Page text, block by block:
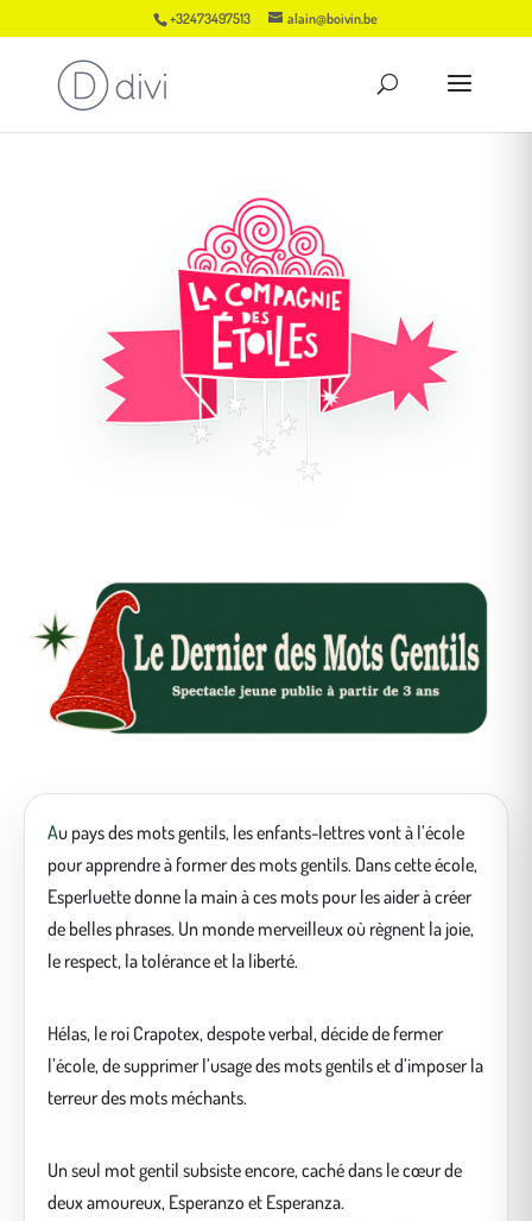
+32473497513 alain@boivin.be
Au pays des mots gentils, les enfants-lettres vont à l’école
pour apprendre à former des mots gentils. Dans cette école,
Esperluette donne la main à ces mots pour les aider à créer
de belles phrases. Un monde merveilleux où règnent la joie,
le respect, la tolérance et la liberté.
Hélas, le roi Crapotex, despote verbal, décide de fermer
l’école, de supprimer l’usage des mots gentils et d’imposer la
terreur des mots méchants.
Un seul mot gentil subsiste encore, caché dans le cœur de
deux amoureux, Esperanzo et Esperanza.